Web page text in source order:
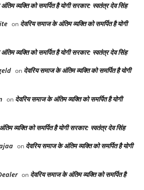
व्यक्ति को समर्पित है योगी सरकार: स्वतंत्र देव सिंह
on देवरिय समाज के अंतिम व्यक्ति को समर्पित है योगी
व्यक्ति को समर्पित है योगी सरकार: स्वतंत्र देव सिंह
on देवरिय समाज के अंतिम व्यक्ति को समर्पित है योगी
on देवरिय समाज के अंतिम व्यक्ति को समर्पित है योगी
व्यक्ति को समर्पित है योगी सरकार: स्वतंत्र देव सिंह
on देवरिय समाज के अंतिम व्यक्ति को समर्पित है योगी
on देवरिय समाज के अंतिम व्यक्ति को समर्पित है